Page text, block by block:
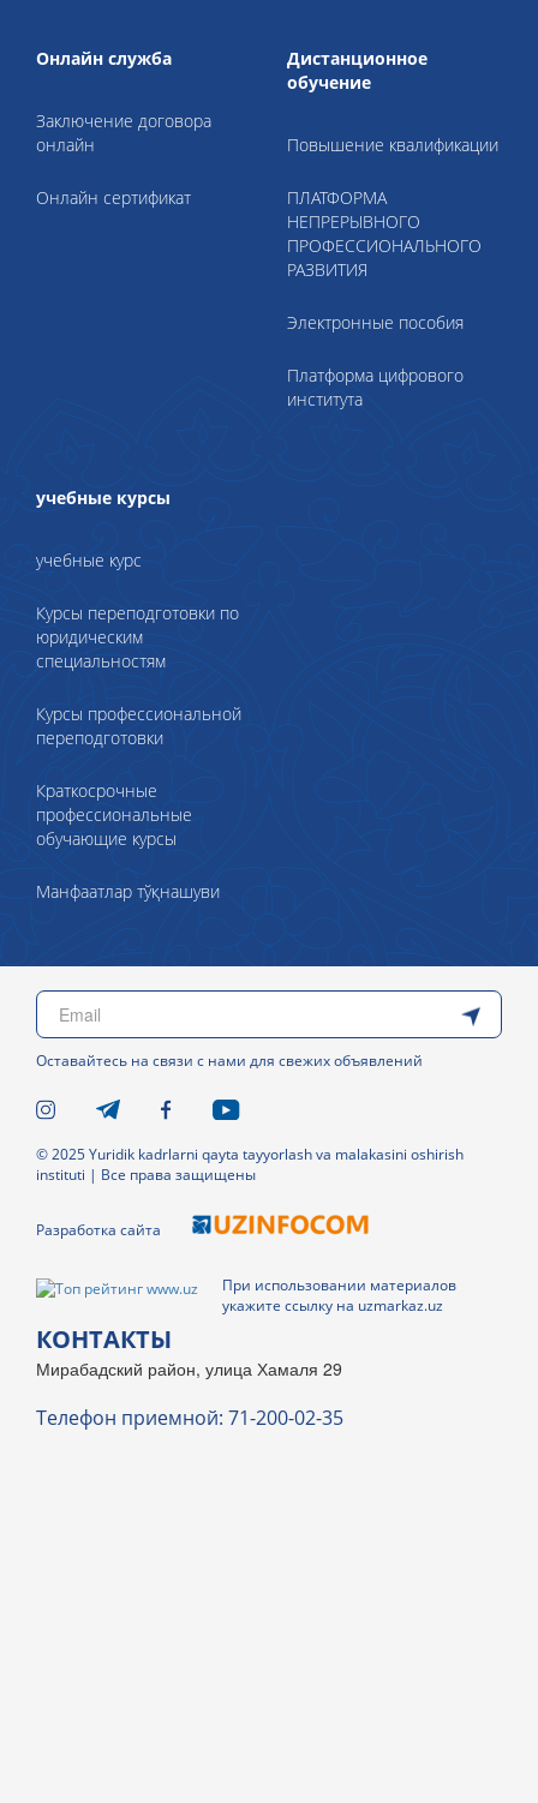
Онлайн служба
Заключение договора
онлайн
Онлайн сертификат
Дистанционное
обучение
Повышение квалификации
ПЛАТФОРМА
НЕПРЕРЫВНОГО
ПРОФЕССИОНАЛЬНОГО
РАЗВИТИЯ
Электронные пособия
Платформа цифрового
института
учебные курсы
учебные курс
Курсы переподготовки по
юридическим
специальностям
Курсы профессиональной
переподготовки
Краткосрочные
профессиональные
обучающие курсы
Манфаатлар тўқнашуви
Оставайтесь на связи с нами для свежих объявлений
© 2025 Yuridik kadrlarni qayta tayyorlash va malakasini oshirish
instituti | Все права защищены
Разработка сайта
При использовании материалов
укажите ссылку на uzmarkaz.uz
КОНТАКТЫ
Мирабадский район, улица Хамаля 29
Телефон приемной: 71-200-02-35